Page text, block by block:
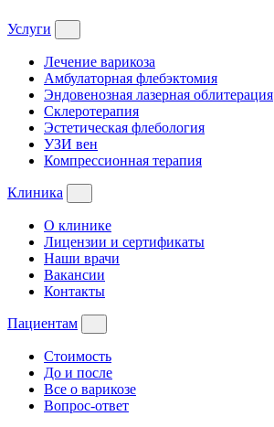
Услуги
Лечение варикоза
Амбулаторная флебэктомия
Эндовенозная лазерная облитерация
Склеротерапия
Эстетическая флебология
УЗИ вен
Компрессионная терапия
Клиника
О клинике
Лицензии и сертификаты
Наши врачи
Вакансии
Контакты
Пациентам
Стоимость
До и после
Все о варикозе
Вопрос-ответ